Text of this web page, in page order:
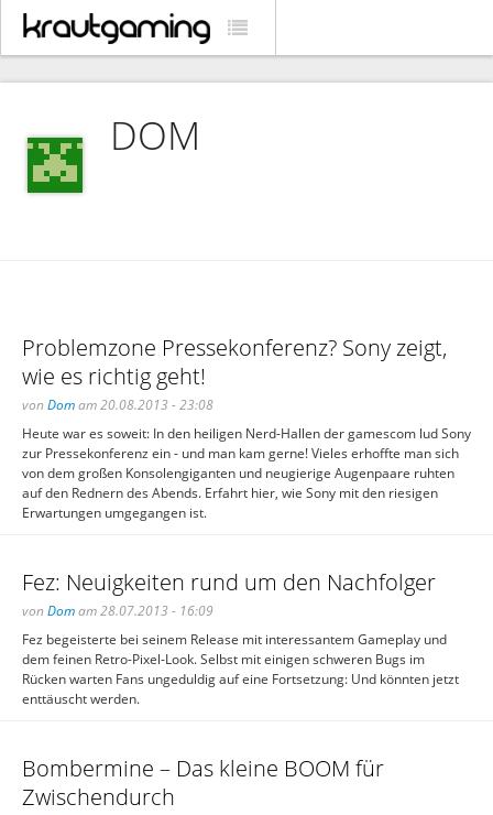
DOM
Problemzone Pressekonferenz? Sony zeigt,
wie es richtig geht!
von Domam 20.08.2013 - 23:08
Heute war es soweit: In den heiligen Nerd-Hallen der gamescom lud Sony
zur Pressekonferenz ein - und man kam gerne! Vieles erhoffte man sich
von dem großen Konsolengiganten und neugierige Augenpaare ruhten
auf den Rednern des Abends. Erfahrt hier, wie Sony mit den riesigen
Erwartungen umgegangen ist.
Fez: Neuigkeiten rund um den Nachfolger
von Domam 28.07.2013 - 16:09
Fez begeisterte bei seinem Release mit interessantem Gameplay und
dem feinen Retro-Pixel-Look. Selbst mit einigen schweren Bugs im
Rücken warten Fans ungeduldig auf eine Fortsetzung: Und könnten jetzt
enttäuscht werden.
Bombermine – Das kleine BOOM für
Zwischendurch